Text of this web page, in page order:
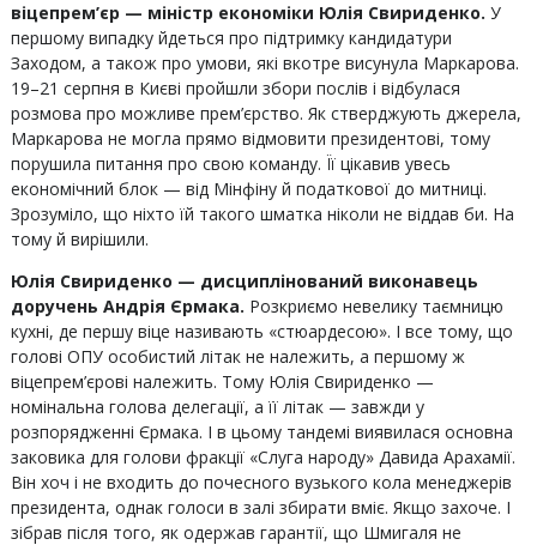
віцепрем’єр — міністр економіки Юлія Свириденко. У
першому випадку йдеться про підтримку кандидатури
Заходом, а також про умови, які вкотре висунула Маркарова.
19–21 серпня в Києві пройшли збори послів і відбулася
розмова про можливе прем’єрство. Як стверджують джерела,
Маркарова не могла прямо відмовити президентові, тому
порушила питання про свою команду. Її цікавив увесь
економічний блок — від Мінфіну й податкової до митниці.
Зрозуміло, що ніхто їй такого шматка ніколи не віддав би. На
тому й вирішили.
Юлія Свириденко — дисциплінований виконавець
доручень Андрія Єрмака. Розкриємо невелику таємницю
кухні, де першу віце називають «стюардесою». І все тому, що
голові ОПУ особистий літак не належить, а першому ж
віцепрем’єрові належить. Тому Юлія Свириденко —
номінальна голова делегації, а її літак — завжди у
розпорядженні Єрмака. І в цьому тандемі виявилася основна
заковика для голови фракції «Слуга народу» Давида Арахамії.
Він хоч і не входить до почесного вузького кола менеджерів
президента, однак голоси в залі збирати вміє. Якщо захоче. І
зібрав після того, як одержав гарантії, що Шмигаля не